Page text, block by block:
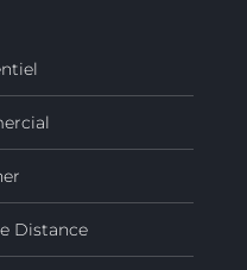
Distance